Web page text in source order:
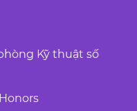
Kỹ thuật số